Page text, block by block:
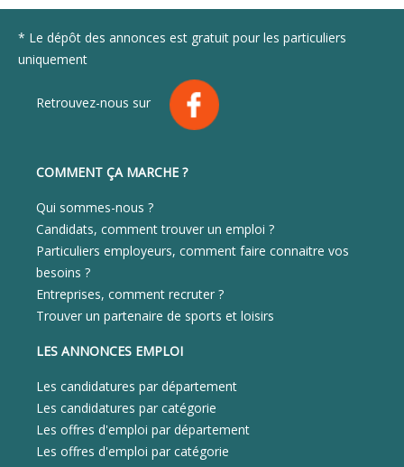
* Le dépôt des annonces est gratuit pour les particuliers
uniquement
Retrouvez-nous sur
COMMENT ÇA MARCHE ?
Qui sommes-nous ?
Candidats, comment trouver un emploi ?
Particuliers employeurs, comment faire connaitre vos
besoins ?
Entreprises, comment recruter ?
Trouver un partenaire de sports et loisirs
LES ANNONCES EMPLOI
Les candidatures par département
Les candidatures par catégorie
Les offres d'emploi par département
Les offres d'emploi par catégorie